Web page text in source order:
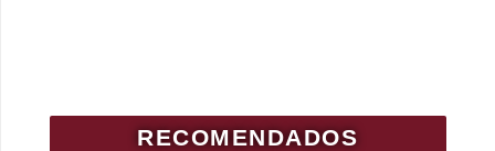
RECOMENDADOS